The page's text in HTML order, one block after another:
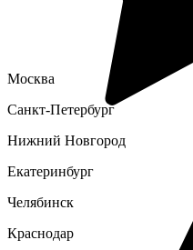
Москва
Санкт-Петербург
Нижний Новгород
Екатеринбург
Челябинск
Краснодар